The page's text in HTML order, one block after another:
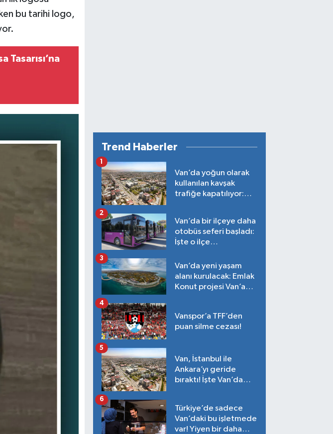
bu tarihi logo,
Tasarısı’na
Trend Haberler
Van’da yoğun olarak
kullanılan kavşak
trafiğe kapatılıyor:
1
Van’da bir ilçeye daha
otobüs seferi başladı:
İşte o ilçe…
2
Van’da yeni yaşam
alanı kurulacak: Emlak
Konut projesi Van’a
3
Vanspor’a TFF’den
puan silme cezası!
4
Van, İstanbul ile
Ankara’yı geride
bıraktı! İşte Van’da
5
Türkiye’de sadece
Van’daki bu işletmede
var! Yiyen bir daha
6